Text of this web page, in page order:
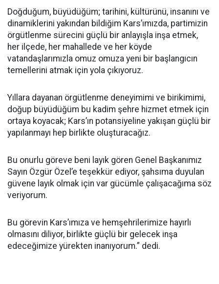
Doğduğum, büyüdüğüm; tarihini, kültürünü, insanını ve
dinamiklerini yakından bildiğim Kars’ımızda, partimizin
örgütlenme sürecini güçlü bir anlayışla inşa etmek,
her ilçede, her mahallede ve her köyde
vatandaşlarımızla omuz omuza yeni bir başlangıcın
temellerini atmak için yola çıkıyoruz.
Yıllara dayanan örgütlenme deneyimimi ve birikimimi,
doğup büyüdüğüm bu kadim şehre hizmet etmek için
ortaya koyacak; Kars’ın potansiyeline yakışan güçlü bir
yapılanmayı hep birlikte oluşturacağız.
Bu onurlu göreve beni layık gören Genel Başkanımız
Sayın Özgür Özel’e teşekkür ediyor, şahsıma duyulan
güvene layık olmak için var gücümle çalışacağıma söz
veriyorum.
Bu görevin Kars’ımıza ve hemşehrilerimize hayırlı
olmasını diliyor, birlikte güçlü bir gelecek inşa
edeceğimize yürekten inanıyorum.” dedi.